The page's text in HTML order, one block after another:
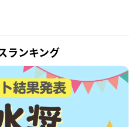
ランキング